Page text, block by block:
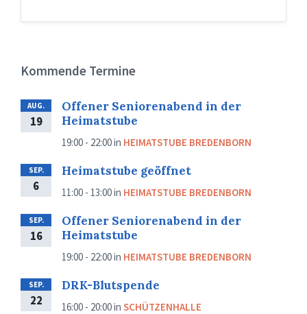
Kommende Termine
AUG.
19
Offener Seniorenabend in der
Heimatstube
19:00 - 22:00in HEIMATSTUBE BREDENBORN
SEP.
6
Heimatstube geöffnet
11:00 - 13:00in HEIMATSTUBE BREDENBORN
SEP.
16
Offener Seniorenabend in der
Heimatstube
19:00 - 22:00in HEIMATSTUBE BREDENBORN
SEP.
22
DRK-Blutspende
16:00 - 20:00in SCHÜTZENHALLE